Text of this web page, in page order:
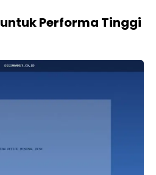
untuk Performa Tinggi